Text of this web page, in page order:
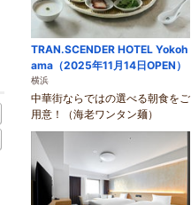
TRAN.SCENDER HOTEL Yokoh
ama（2025年11月14日OPEN）
横浜
中華街ならではの選べる朝食をご
用意！（海老ワンタン麺）